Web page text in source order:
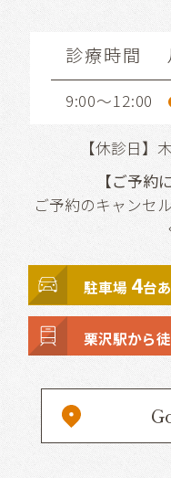
診療時間
9:00～12:00
【休診日】
【ご予約
ご予約のキャンセ
駐車場 4台
栗沢駅から